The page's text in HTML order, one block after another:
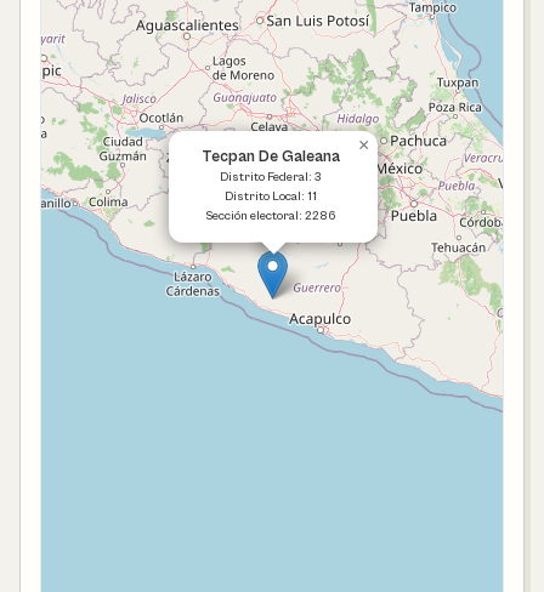
Tecpan De Galeana
Distrito Federal: 3
Distrito Local: 11
Sección electoral: 2286
×